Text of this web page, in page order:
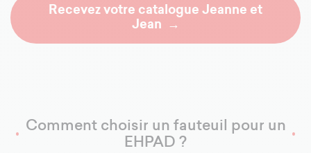
Recevez votre catalogue Jeanne et
Jean
Comment choisir un fauteuil pour un
EHPAD ?